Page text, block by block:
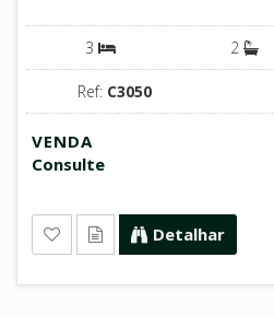
3 2
Ref: C3050
VENDA
Consulte
Detalhar